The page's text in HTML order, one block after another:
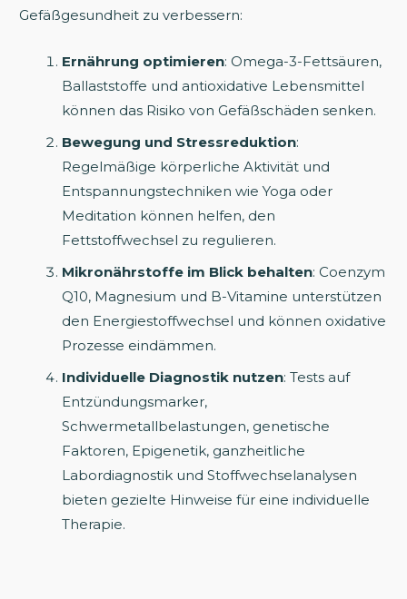
Gefäßgesundheit zu verbessern:
Ernährung optimieren: Omega-3-Fettsäuren,
Ballaststoffe und antioxidative Lebensmittel
können das Risiko von Gefäßschäden senken.
Bewegung und Stressreduktion:
Regelmäßige körperliche Aktivität und
Entspannungstechniken wie Yoga oder
Meditation können helfen, den
Fettstoffwechsel zu regulieren.
Mikronährstoffe im Blick behalten: Coenzym
Q10, Magnesium und B-Vitamine unterstützen
den Energiestoffwechsel und können oxidative
Prozesse eindämmen.
Individuelle Diagnostik nutzen: Tests auf
Entzündungsmarker,
Schwermetallbelastungen, genetische
Faktoren, Epigenetik, ganzheitliche
Labordiagnostik und Stoffwechselanalysen
bieten gezielte Hinweise für eine individuelle
Therapie.